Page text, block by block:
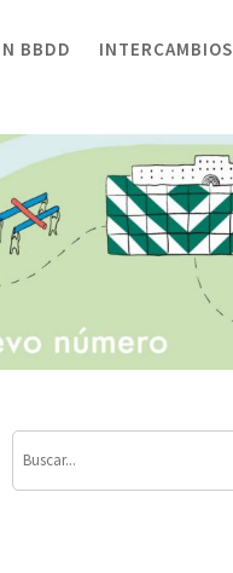
BBDD INTERCAMBIOS